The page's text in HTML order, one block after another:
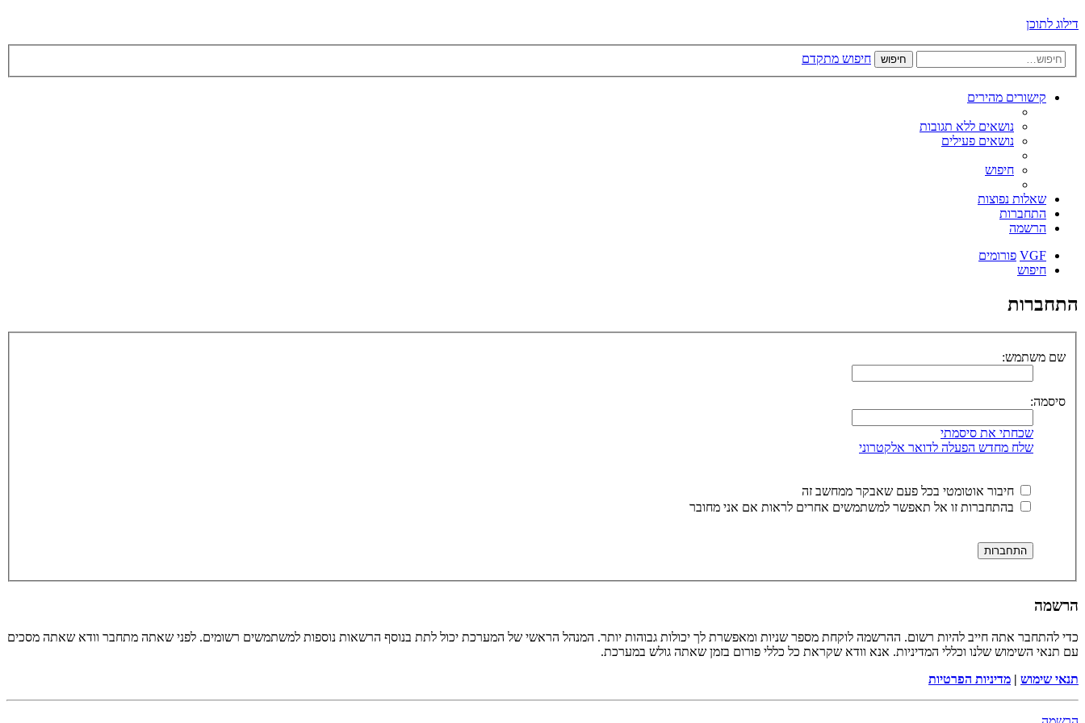
דילוג לתוכן
חיפוש חיפוש מתקדם
קישורים מהירים
נושאים ללא תגובות
נושאים פעילים
חיפוש
שאלות נפוצות
התחברות
הרשמה
VGF פורומים
חיפוש
התחברות
שם משתמש:
סיסמה:
שכחתי את סיסמתי
שלח מחדש הפעלה לדואר אלקטרוני
חיבור אוטומטי בכל פעם שאבקר ממחשב זה
בהתחברות זו אל תאפשר למשתמשים אחרים לראות אם אני מחובר
הרשמה
כדי להתחבר אתה חייב להיות רשום. ההרשמה לוקחת מספר שניות ומאפשרת לך יכולות גבוהות יותר. המנהל הראשי של המערכת יכול לתת בנוסף הרשאות נוספות למשתמשים רשומים. לפני שאתה מתחבר וודא שאתה מסכים
עם תנאי השימוש שלנו וכללי המדיניות. אנא וודא שקראת כל כללי פורום בזמן שאתה גולש במערכת.
תנאי שימוש | מדיניות הפרטיות